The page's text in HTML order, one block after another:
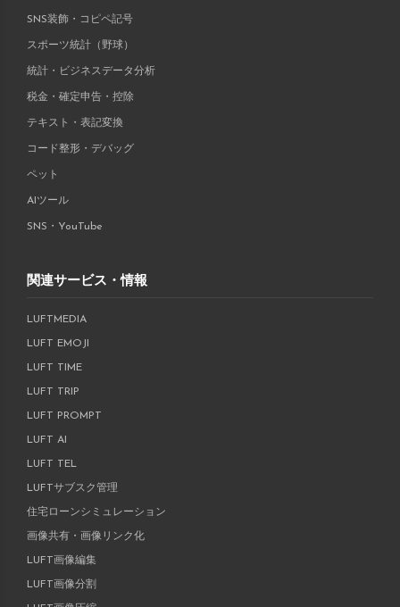
SNS装飾・コピペ記号
スポーツ統計（野球）
統計・ビジネスデータ分析
税金・確定申告・控除
テキスト・表記変換
コード整形・デバッグ
ペット
AIツール
SNS・YouTube
関連サービス・情報
LUFTMEDIA
LUFT EMOJI
LUFT TIME
LUFT TRIP
LUFT PROMPT
LUFT AI
LUFT TEL
LUFTサブスク管理
住宅ローンシミュレーション
画像共有・画像リンク化
LUFT画像編集
LUFT画像分割